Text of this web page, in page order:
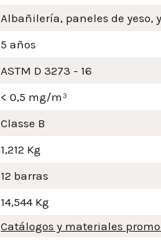
Albañilería, paneles de yeso,
5 años
ASTM D 3273 - 16
< 0,5 mg/m³
Classe B
1,212 Kg
12 barras
14,544 Kg
Catálogos y materiales